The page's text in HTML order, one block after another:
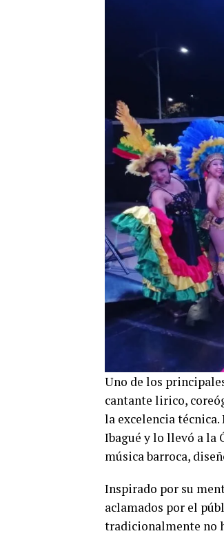
Uno de los
cantante lirico,
la excelencia
Ibagué y lo llevó a la
música barroca,
Inspirado por su
aclamados por el
tradicionalmente no